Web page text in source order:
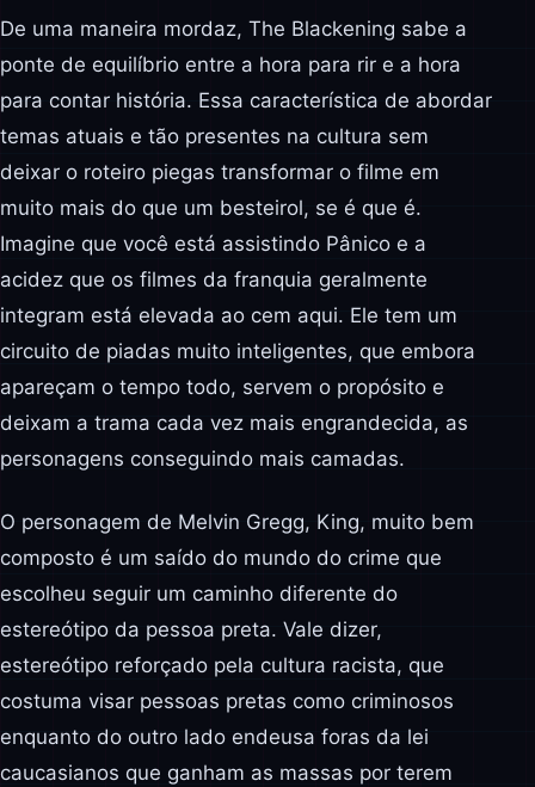
De uma maneira mordaz, The Blackening sabe a
ponte de equilíbrio entre a hora para rir e a hora
para contar história. Essa característica de abordar
temas atuais e tão presentes na cultura sem
deixar o roteiro piegas transformar o filme em
muito mais do que um besteirol, se é que é.
Imagine que você está assistindo Pânico e a
acidez que os filmes da franquia geralmente
integram está elevada ao cem aqui. Ele tem um
circuito de piadas muito inteligentes, que embora
apareçam o tempo todo, servem o propósito e
deixam a trama cada vez mais engrandecida, as
personagens conseguindo mais camadas.
O personagem de Melvin Gregg, King, muito bem
composto é um saído do mundo do crime que
escolheu seguir um caminho diferente do
estereótipo da pessoa preta. Vale dizer,
estereótipo reforçado pela cultura racista, que
costuma visar pessoas pretas como criminosos
enquanto do outro lado endeusa foras da lei
caucasianos que ganham as massas por terem